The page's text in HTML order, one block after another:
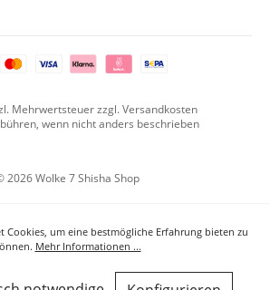
2026 Wolke 7 Shisha Shop
Mehrwertsteuer zzgl. Versandkosten
wenn nicht anders beschrieben
Cookies, um eine bestmögliche Erfahrung bieten zu
Mehr Informationen ...